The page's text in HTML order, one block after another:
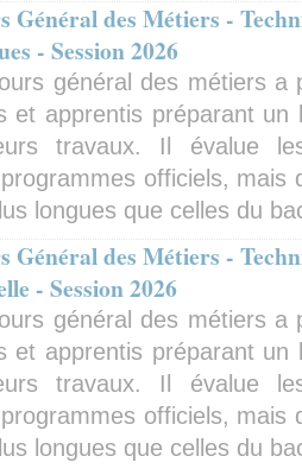
Général des Métiers -
- Session 2026
général des métiers a
et apprentis préparant un
travaux. Il évalue
officiels, mais
longues que celles du
Général des Métiers -
- Session 2026
général des métiers a
et apprentis préparant un
travaux. Il évalue
officiels, mais
longues que celles du